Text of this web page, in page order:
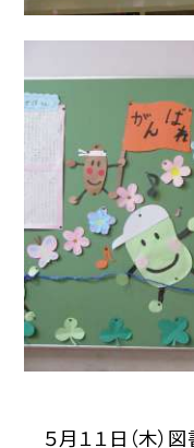
５月１１日（木）